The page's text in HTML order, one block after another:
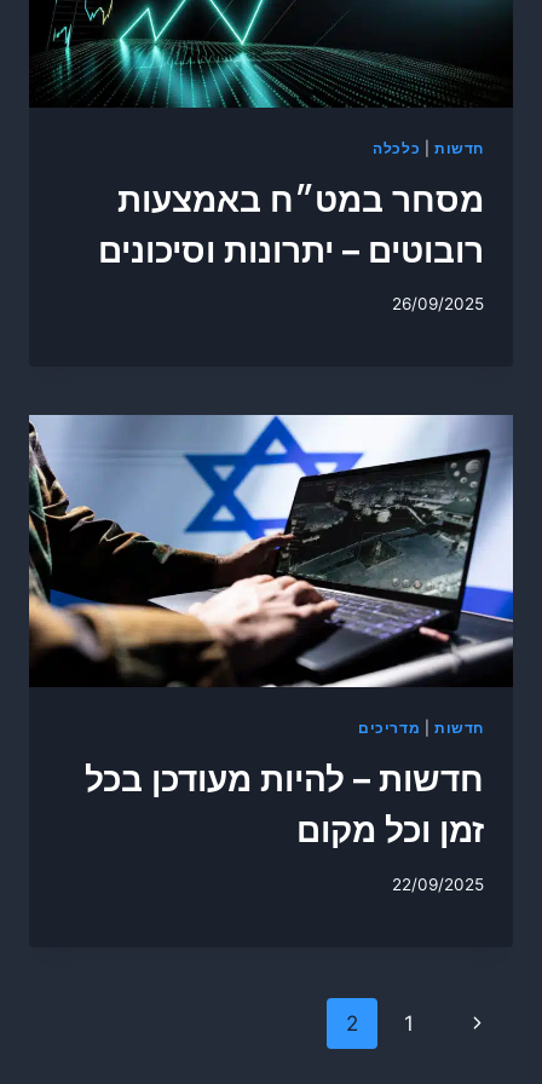
חדשות| כלכלה
מסחר במט״ח באמצעות
רובוטים – יתרונות וסיכונים
26/09/2025
חדשות| מדריכים
חדשות – להיות מעודכן בכל
זמן וכל מקום
22/09/2025
Page
Previous
1
2